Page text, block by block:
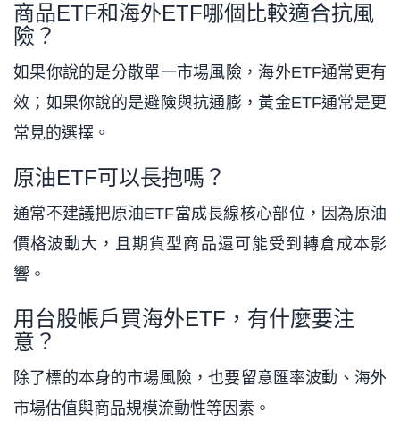
商品ETF和海外ETF哪個比較適合抗風
險？
如果你說的是分散單一市場風險，海外ETF通常更有
效；如果你說的是避險與抗通膨，黃金ETF通常是更
常見的選擇。
原油ETF可以長抱嗎？
通常不建議把原油ETF當成長線核心部位，因為原油
價格波動大，且期貨型商品還可能受到轉倉成本影
響。
用台股帳戶買海外ETF，有什麼要注
意？
除了標的本身的市場風險，也要留意匯率波動、海外
市場估值與商品規模流動性等因素。